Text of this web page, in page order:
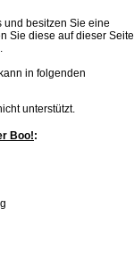
und besitzen Sie eine
Sie diese auf dieser Seite
in folgenden
unterstützt.
Boo!: